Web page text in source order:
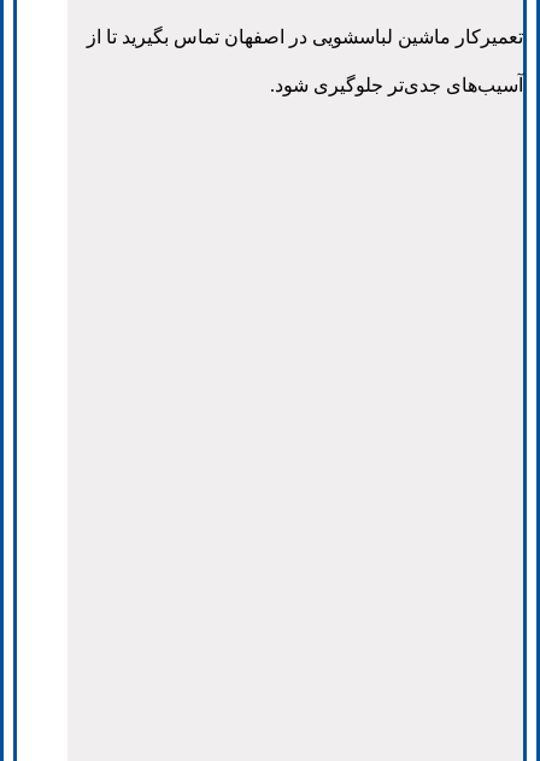
تعمیرکار ماشین لباسشویی در اصفهان تماس بگیرید تا از
آسیب‌های جدی‌تر جلوگیری شود.